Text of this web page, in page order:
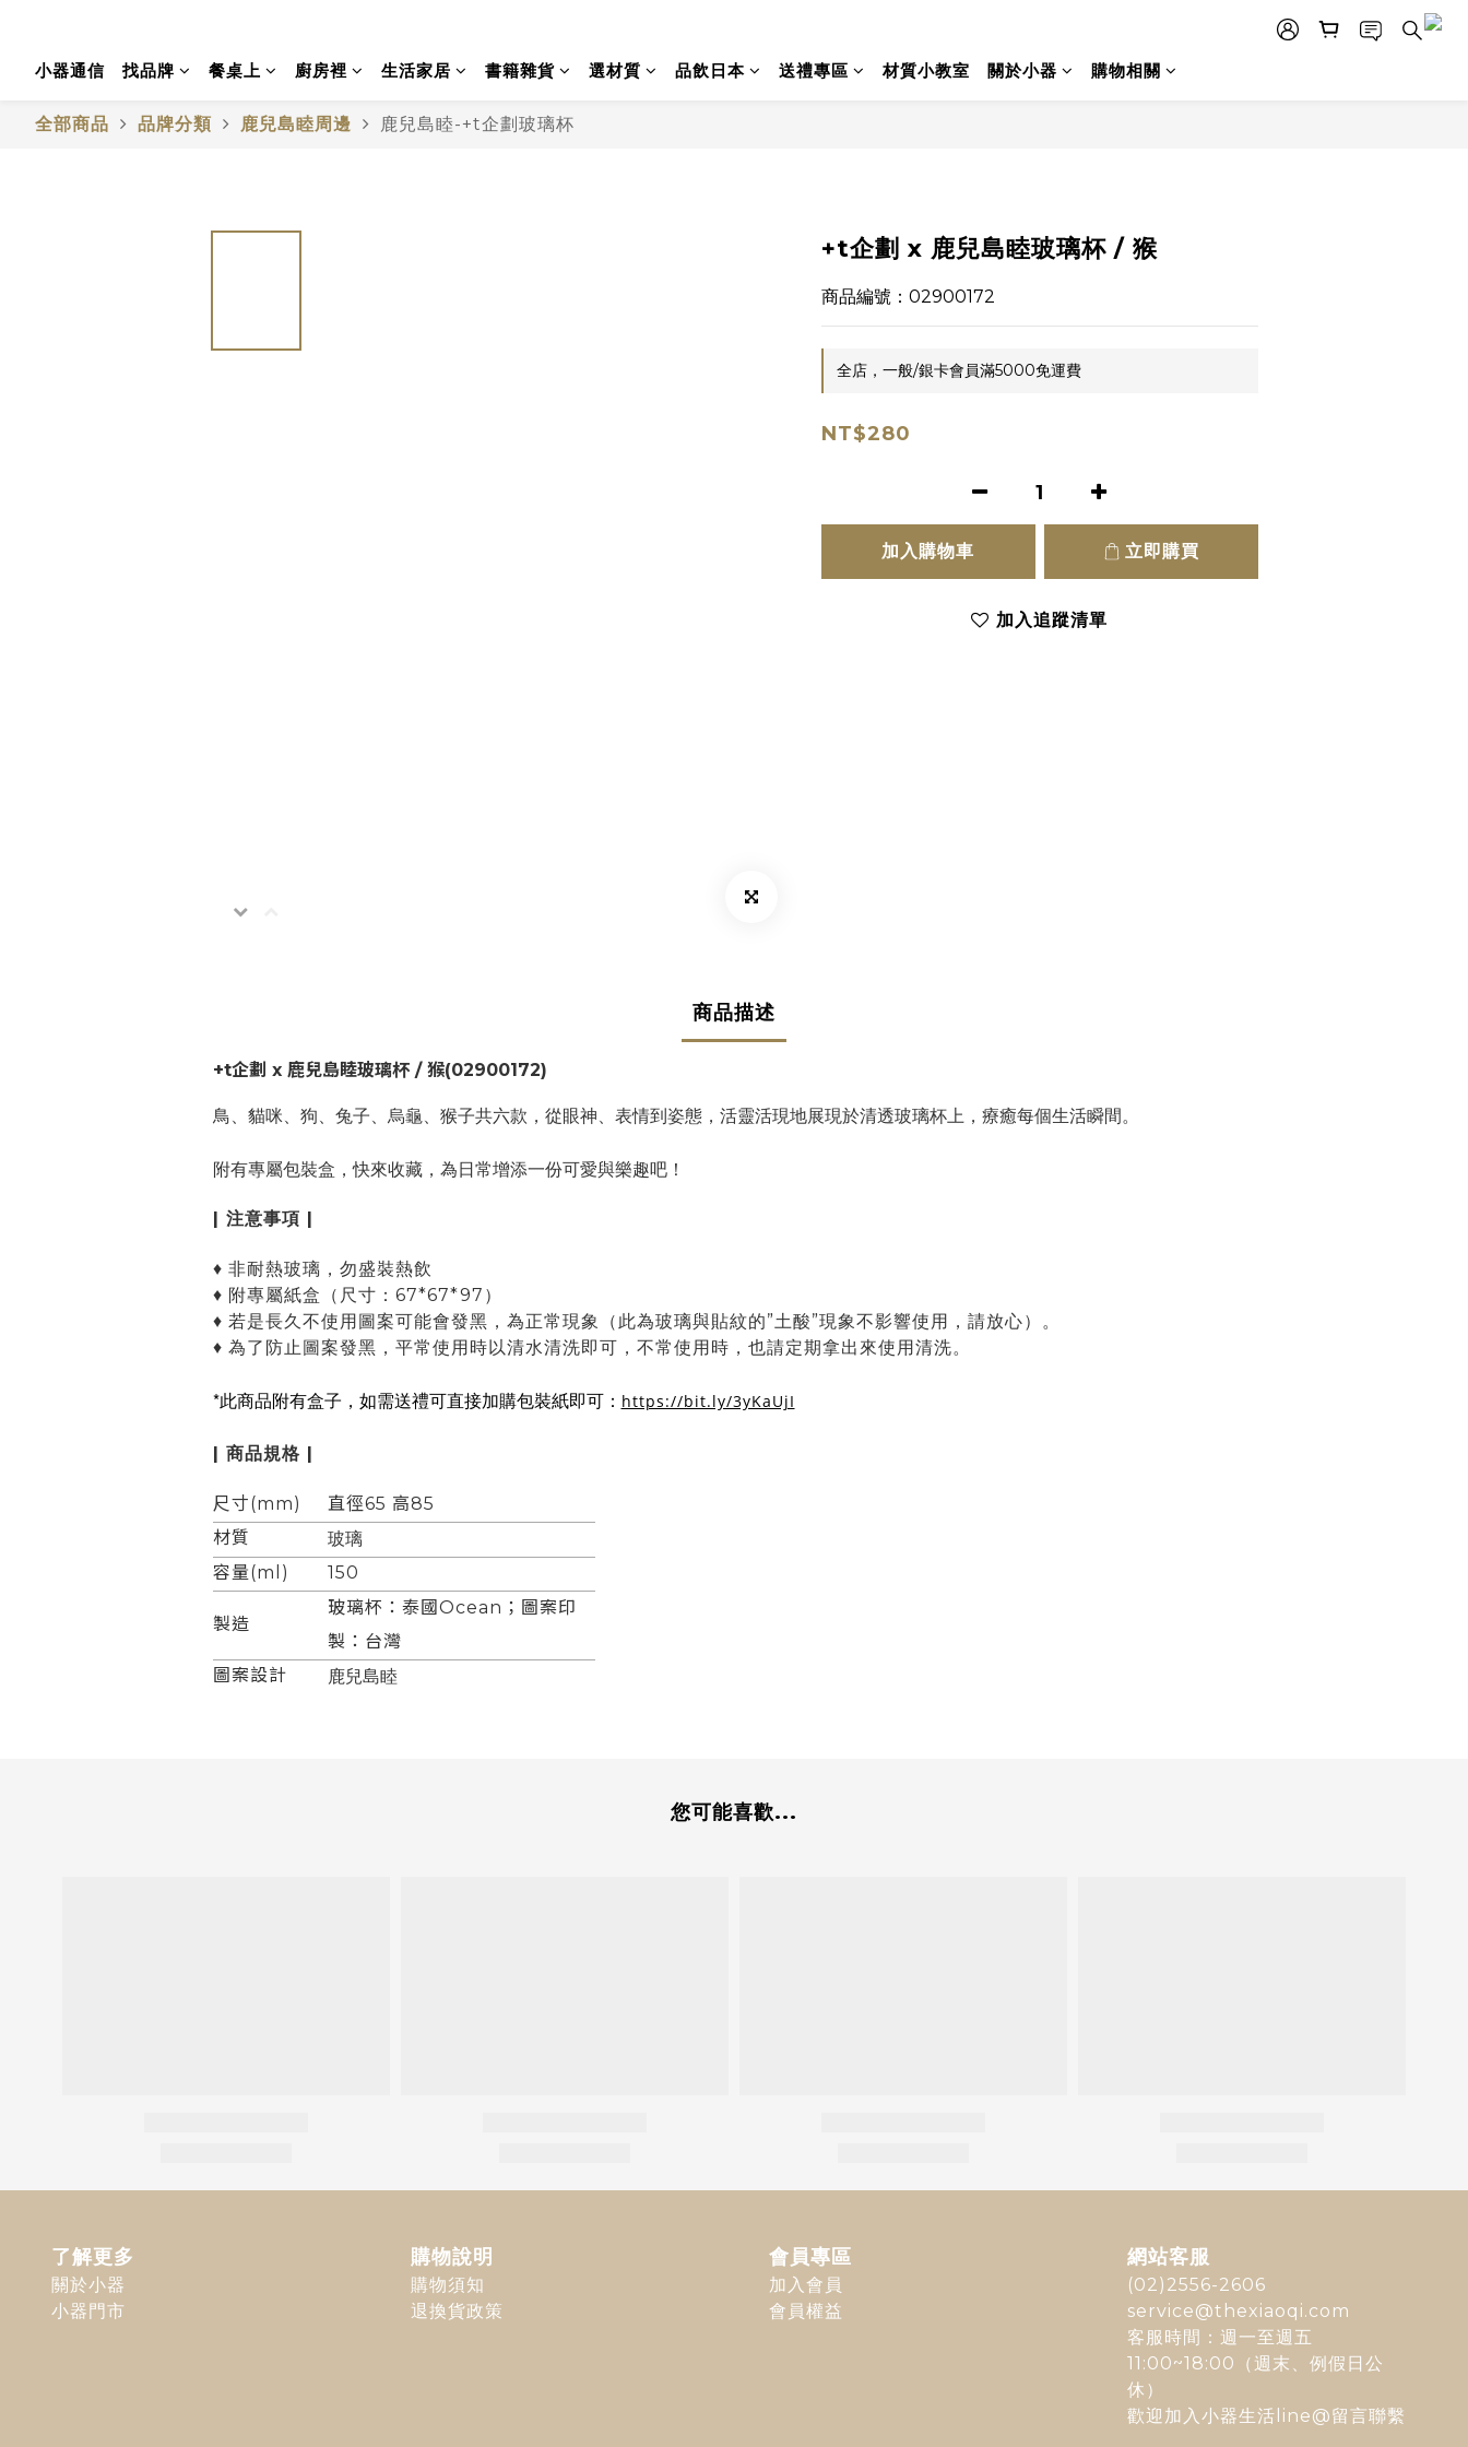
小器通信 找品牌 餐桌上 廚房裡 生活家居 書籍雜貨 選材質 品飲日本 送禮專區 材質小教室 關於小器 購物相關
全部商品 品牌分類 鹿兒島睦周邊 鹿兒島睦-+t企劃玻璃杯
+t企劃 x 鹿兒島睦玻璃杯 / 猴
商品編號：02900172
全店，一般/銀卡會員滿5000免運費
NT$280
加入購物車 立即購買
加入追蹤清單
商品描述
+t企劃 x 鹿兒島睦玻璃杯 / 猴(02900172)
鳥、貓咪、狗、兔子、烏龜、猴子共六款，從眼神、表情到姿態，活靈活現地展現於清透玻璃杯上，療癒每個生活瞬間。
附有專屬包裝盒，快來收藏，為日常增添一份可愛與樂趣吧！
| 注意事項 |
♦ 非耐熱玻璃，勿盛裝熱飲
♦ 附專屬紙盒（尺寸：67*67*97）
♦ 若是長久不使用圖案可能會發黑，為正常現象（此為玻璃與貼紋的”土酸”現象不影響使用，請放心）。
♦ 為了防止圖案發黑，平常使用時以清水清洗即可，不常使用時，也請定期拿出來使用清洗。
*此商品附有盒子，如需送禮可直接加購包裝紙即可： https://bit.ly/3yKaUjI
| 商品規格 |
尺寸(mm)
直徑65 高85
材質
玻璃
容量(ml) 150
製造
玻璃杯：泰國Ocean；圖案印
製：台灣
圖案設計
鹿兒島睦
您可能喜歡...
了解更多
關於小器
小器門市
購物說明
購物須知
退換貨政策
會員專區
加入會員
會員權益
網站客服
(02)2556-2606
service@thexiaoqi.com
客服時間：週一至週五
11:00~18:00（週末、例假日公
休）
歡迎加入 小器生活line@留言聯繫